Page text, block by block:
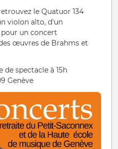
le Quatuor 134
violon alto, d'un
un concert
œuvres de Brahms et
de spectacle à 15h
Genève